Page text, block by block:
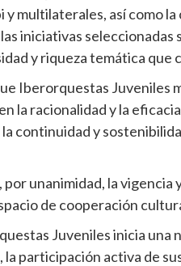
multilaterales, así como
iniciativas seleccionadas
y riqueza temática que
Iberorquestas Juveniles
la racionalidad y la
continuidad y
unanimidad, la vigencia
de cooperación
Juveniles inicia una
participación activa de